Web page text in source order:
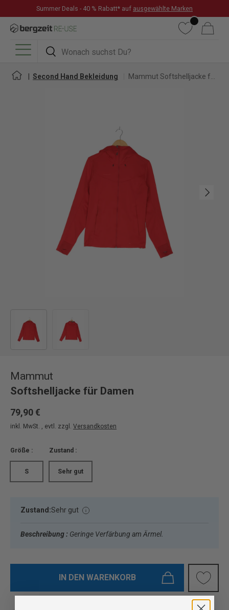
DIREKT ZUM INHALT
Summer Deals - 40 % Rabatt* auf ausgewählte Marken
Suchen
Suchen
WunschlisteWarenkorb
Menü
Second Hand Bekleidung
Nächste
Mammut
Softshelljacke für Damen
79,90 €
inkl. MwSt. , evtl. zzgl. Versandkosten
Größe :
S
Zustand :
Sehr gut
Zustand:Sehr gut
Beschreibung : Geringe Verfärbung am Ärmel.
IN DEN WARENKORB